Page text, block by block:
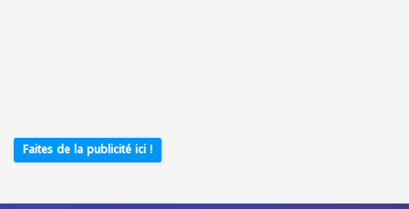
Faites de la publicité ici !